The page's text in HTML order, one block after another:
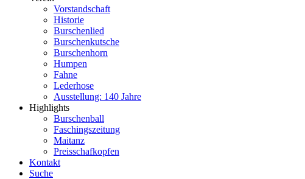
Vorstandschaft
Historie
Burschenlied
Burschenkutsche
Burschenhorn
Humpen
Fahne
Lederhose
Ausstellung: 140 Jahre
Highlights
Burschenball
Faschingszeitung
Maitanz
Preisschafkopfen
Kontakt
Suche